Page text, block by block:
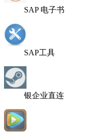
SAP 电子书
SAP工具
银企业直连